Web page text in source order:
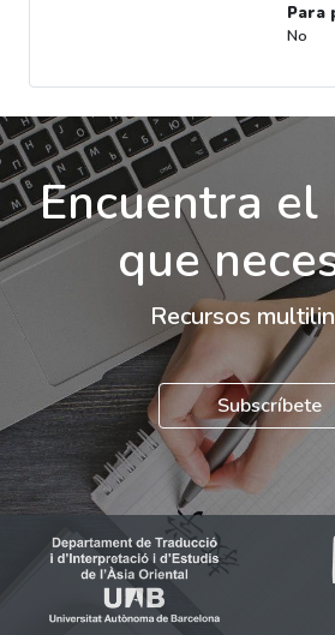
Para
No
Encuentra el
que
Recursos
Subscríbete